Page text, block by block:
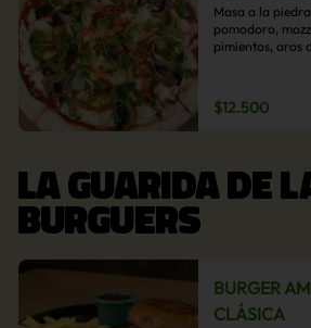
Masa a la
pomodoro,
pimientos, aros
$12.500
LA GUARIDA DE
BURGUERS
BURGER
CLÁSICA